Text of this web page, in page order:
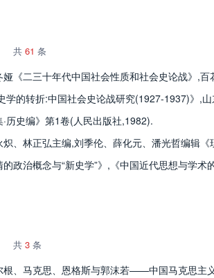
共 61 条
《二三十年代中国社会性质和社会史论战》,
学的转折:中国社会史论战研究(1927-1937)》,
历史编》第1卷(人民出版社,1982).
炽、林正弘主编,刘季伦、薛化元、潘光哲编
政治概念与“新史学”》,《中国近代思想与学
共 3 条
、马克思、恩格斯与郭沫若——中国马克思主